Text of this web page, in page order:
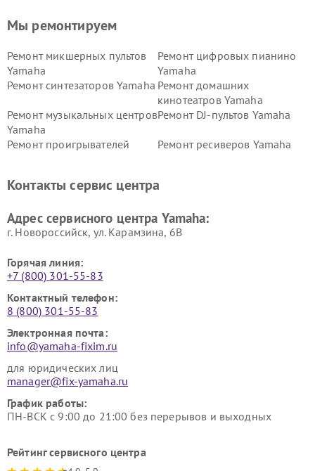
Мы ремонтируем
Ремонт микшерных пультов
Yamaha
Ремонт цифровых пианино
Yamaha
Ремонт синтезаторов Yamaha Ремонт домашних
кинотеатров Yamaha
Ремонт музыкальных центров
Yamaha
Ремонт DJ-пультов Yamaha
Ремонт проигрывателей
Ремонт ресиверов Yamaha
Yamaha
Yamaha
Контакты сервис центра
Адрес сервисного центра Yamaha:
г. Новороссийск, ул. Карамзина, 6В
Горячая линия:
+7 (800) 301-55-83
Контактный телефон:
8 (800) 301-55-83
Электронная почта:
info@yamaha-fixim.ru
для юридических лиц
manager@fix-yamaha.ru
График работы:
ПН-ВСК с 9:00 до 21:00 без перерывов и выходных
Рейтинг сервисного центра